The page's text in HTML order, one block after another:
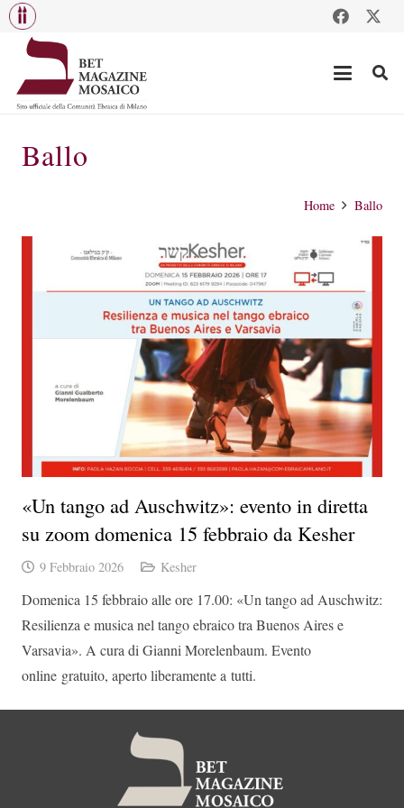
Ballo
Home Ballo
«Un tango ad Auschwitz»: evento in diretta
su zoom domenica 15 febbraio da Kesher
9 Febbraio 2026 Kesher
Domenica 15 febbraio alle ore 17.00: «Un tango ad Auschwitz:
Resilienza e musica nel tango ebraico tra Buenos Aires e
Varsavia». A cura di Gianni Morelenbaum. Evento
online gratuito, aperto liberamente a tutti.